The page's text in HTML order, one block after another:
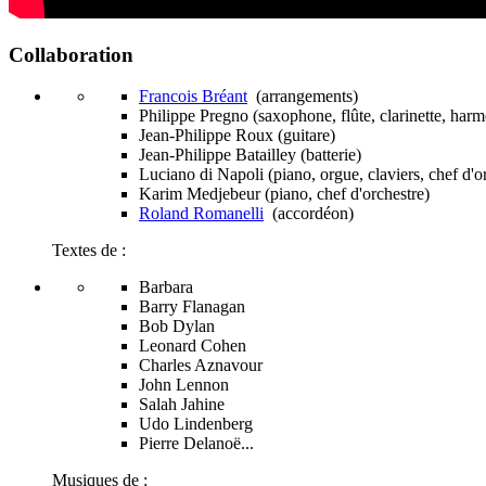
Collaboration
Francois Bréant (arrangements)
Philippe Pregno (saxophone, flûte, clarinette,
Jean-Philippe Roux (guitare)
Jean-Philippe Batailley (batterie)
Luciano di Napoli (piano, orgue, claviers, chef
Karim Medjebeur (piano, chef d'orchestre)
Roland Romanelli (accordéon)
Textes de :
Barbara
Barry Flanagan
Bob Dylan
Leonard Cohen
Charles Aznavour
John Lennon
Salah Jahine
Udo Lindenberg
Pierre Delanoë...
Musiques de :